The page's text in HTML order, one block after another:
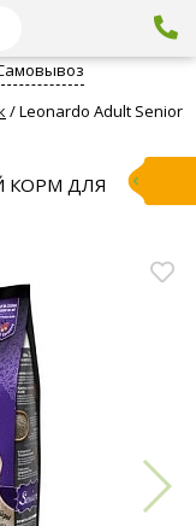
/Leonardo Adult Senior
КОРМ ДЛЯ